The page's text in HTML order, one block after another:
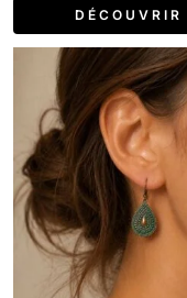
D É C O U V R I R